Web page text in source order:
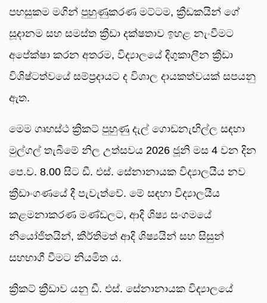
පහසුකම මගින් පුහුණුකරණ මට්ටම, ක්‍රීඩකයින් ගේ
සූදානම සහ සමස්ත ක්‍රීඩා දක්ෂතාව ඉහළ නැංවීමට
අපේක්ෂා කරන අතරම, විද්‍යාලයේ දිගුකාලීන ක්‍රීඩා
විශිෂ්ටත්වයේ සම්ප්‍රදායට ද විශාල දායකත්වයක් සපයනු
ඇත.
මෙම ගෘහස්ථ ක්‍රිකට් පුහුණු දැල් ගොඩනැඟිල්ල සඳහා
මුල්ගල් තැබීමේ නිල උත්සවය 2026 ජූනි මස 4 වන දින
පෙ.ව. 8.00 සිට ඩී. එස්. සේනානායක විද්‍යාලයීය නව
ක්‍රීඩාංගණයේ දී පැවැත්වේ. මේ සඳහා විද්‍යාලයීය
කළමනාකරණ මණ්ඩලට, ආදි ශිෂ්‍ය සංගමයේ
නියෝජිතයින්, කීර්තිමත් ආදි ශිෂ්‍යයින් සහ සිසුන්
සහභාගී වීමට නියමිත ය.
ක්‍රිකට් ක්‍රීඩාව යනු ඩී. එස්. සේනානායක විද්‍යාලයේ